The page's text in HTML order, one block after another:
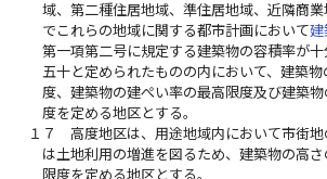
域、第二種住居地域、準住居地域、近隣商
でこれらの地域に関する都市計画において建
第一項第二号に規定する建築物の容積率が
五十と定められたものの内において、建築
度、建築物の建ぺい率の最高限度及び建築
度を定める地区とする。
１７
高度地区は、用途地域内において市街
は土地利用の増進を図るため、建築物の高
限度を定める地区とする。